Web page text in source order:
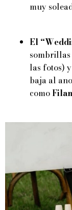
muy
El
sombrillas
las fotos)
baja al
como